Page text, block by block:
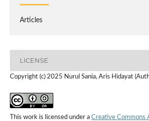
Articles
LICENSE
Copyright (c) 2025 Nurul Sania, Aris Hidayat
This work is licensed under a Creative Commons